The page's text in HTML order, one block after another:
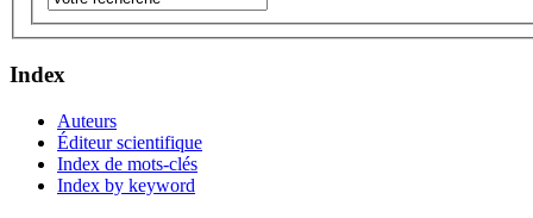
Index
Auteurs
Éditeur scientifique
Index de mots-clés
Index by keyword